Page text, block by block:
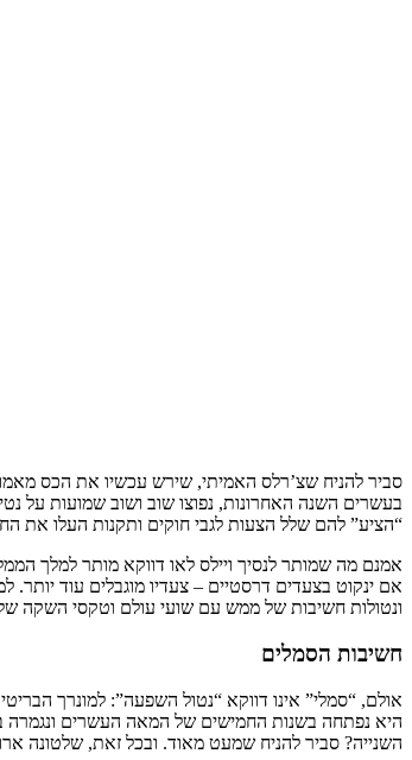
סביר להניח שצ’רלס האמיתי, שירש עכשיו את הכס
בעשרים השנה האחרונות, נפוצו שוב ושוב שמועות על
“הציע” להם שלל הצעות לגבי חוקים ותקנות העלו את
אמנם מה שמותר לנסיך ויילס לאו דווקא מותר למלך
אם ינקוט בצעדים דרסטיים – צעדיו מוגבלים עוד
ונטולות חשיבות של ממש עם שועי עולם וטקסי השקה
חשיבות הסמלים
אולם, “סמלי” אינו דווקא “נטול השפעה”: למונרך
היא נפתחה בשנות החמישים של המאה העשרים ונגמרה
השנייה? סביר להניח שמעט מאוד. ובכל זאת, שלטונה